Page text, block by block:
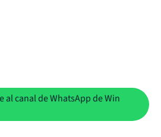
al canal de WhatsApp de Win